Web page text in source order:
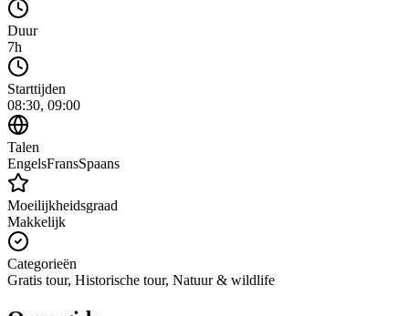
Duur
7h
Starttijden
08:30, 09:00
Talen
EngelsFransSpaans
Moeilijkheidsgraad
Makkelijk
Categorieën
Gratis tour, Historische tour, Natuur & wildlife